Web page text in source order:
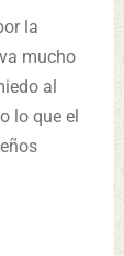
la
mucho
al
lo que el